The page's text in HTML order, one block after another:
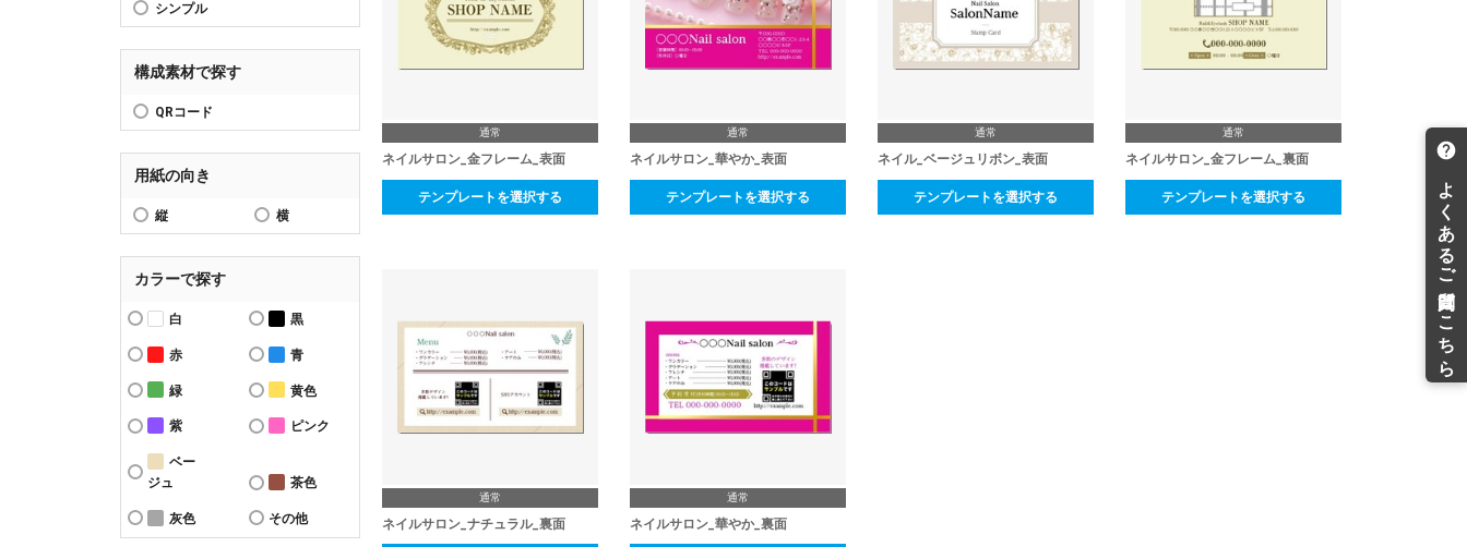
シンプル
構成素材で探す
QRコード
用紙の向き
縦 横
カラーで探す
白 黒
赤 青
緑 黄色
紫 ピンク
ベー
ジュ
茶色
灰色 その他
通常
ネイルサロン_金フレーム_表面
テンプレートを選択する
通常
ネイルサロン_華やか_表面
テンプレートを選択する
通常
ネイル_ベージュリボン_表面
テンプレートを選択する
通常
ネイルサロン_金フレーム_裏面
テンプレートを選択する
通常
ネイルサロン_ナチュラル_裏面
通常
ネイルサロン_華やか_裏面